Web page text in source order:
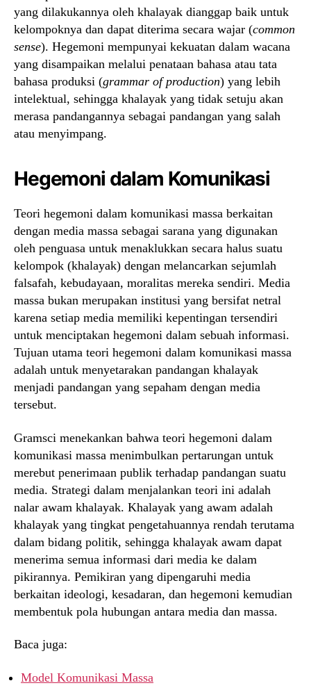
yang dilakukannya oleh khalayak dianggap baik untuk
kelompoknya dan dapat diterima secara wajar (common
sense). Hegemoni mempunyai kekuatan dalam wacana
yang disampaikan melalui penataan bahasa atau tata
bahasa produksi (grammar of production) yang lebih
intelektual, sehingga khalayak yang tidak setuju akan
merasa pandangannya sebagai pandangan yang salah
atau menyimpang.
Hegemoni dalam Komunikasi
Teori hegemoni dalam komunikasi massa berkaitan
dengan media massa sebagai sarana yang digunakan
oleh penguasa untuk menaklukkan secara halus suatu
kelompok (khalayak) dengan melancarkan sejumlah
falsafah, kebudayaan, moralitas mereka sendiri. Media
massa bukan merupakan institusi yang bersifat netral
karena setiap media memiliki kepentingan tersendiri
untuk menciptakan hegemoni dalam sebuah informasi.
Tujuan utama teori hegemoni dalam komunikasi massa
adalah untuk menyetarakan pandangan khalayak
menjadi pandangan yang sepaham dengan media
tersebut.
Gramsci menekankan bahwa teori hegemoni dalam
komunikasi massa menimbulkan pertarungan untuk
merebut penerimaan publik terhadap pandangan suatu
media. Strategi dalam menjalankan teori ini adalah
nalar awam khalayak. Khalayak yang awam adalah
khalayak yang tingkat pengetahuannya rendah terutama
dalam bidang politik, sehingga khalayak awam dapat
menerima semua informasi dari media ke dalam
pikirannya. Pemikiran yang dipengaruhi media
berkaitan ideologi, kesadaran, dan hegemoni kemudian
membentuk pola hubungan antara media dan massa.
Baca juga:
Model Komunikasi Massa